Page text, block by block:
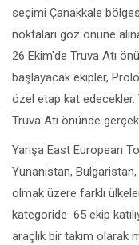
seçimi Çanakkale
noktaları göz önüne
26 Ekim'de Truva Atı
başlayacak ekipler,
özel etap kat edecekler.
Truva Atı önünde
Yarışa East European
Yunanistan,
olmak üzere farklı
kategoride 65 ekip
araçlık bir takım olarak